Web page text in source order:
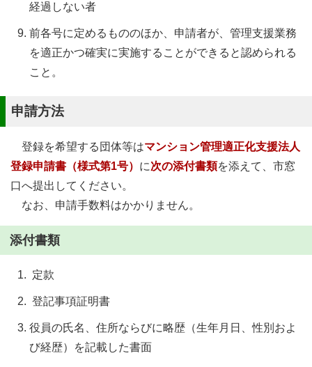
経過しない者
前各号に定めるもののほか、申請者が、管理支援業務
を適正かつ確実に実施することができると認められる
こと。
申請方法
登録を希望する団体等はマンション管理適正化支援法人
登録申請書（様式第1号） に次の添付書類を添えて、市窓
口へ提出してください。
なお、申請手数料はかかりません。
添付書類
定款
登記事項証明書
役員の氏名、住所ならびに略歴（生年月日、性別およ
び経歴）を記載した書面